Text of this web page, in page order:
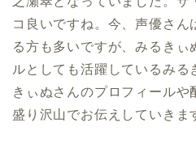
コ良いですね。今、声優さん
る方も多いですが、みるき
ルとしても活躍しているみる
きぃぬさんのプロフィールや
盛り沢山でお伝えしていきま